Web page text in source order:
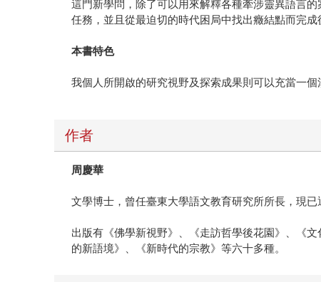
這門新學問，除了可以用來解釋各種牽涉靈異語言
任務，並且從最迫切的時代困局中找出癥結點而完成
本書特色
我個人所開啟的研究視野及探索成果則可以充當一個
作者
周慶華
文學博士，曾任臺東大學語文教育研究所所長，現已
出版有《佛學新視野》、《走訪哲學後花園》、《
的新語境》、《新時代的宗教》等六十多種。